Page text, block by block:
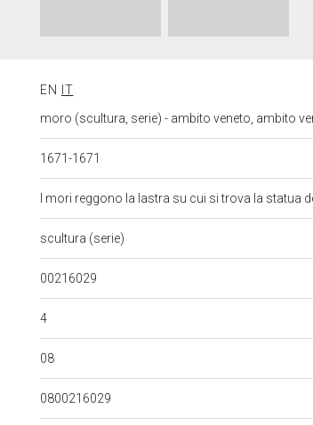
EN
IT
moro (scultura, serie) - ambito veneto, ambito
1671-1671
I mori reggono la lastra su cui si trova la statua
scultura (serie)
00216029
4
08
0800216029